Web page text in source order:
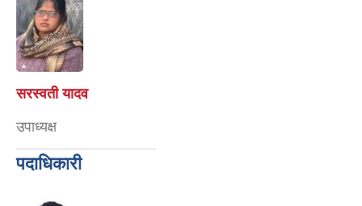
सरस्वती यादव
उपाध्यक्ष
पदाधिकारी